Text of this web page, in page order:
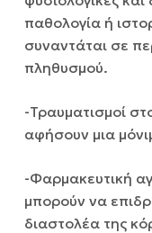
παθολογία ή
συναντάται σε
πληθυσμού.
-Τραυματισμοί
αφήσουν μια
-Φαρμακευτική
μπορούν να
διαστολέα της